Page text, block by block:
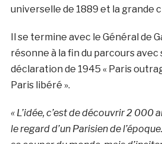
universelle de 1889 et la grande
Il se termine avec le Général de
résonne à la fin du parcours avec
déclaration de 1945 « Paris
Paris libéré ».
« L’idée, c’est de découvrir 2 000
le regard d’un Parisien de